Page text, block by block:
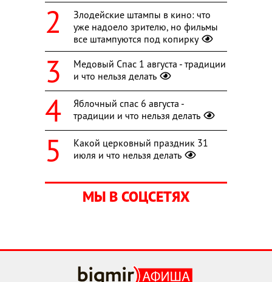
Злодейские штампы в кино: что
уже надоело зрителю, но фильмы
все штампуются под копирку
Медовый Спас 1 августа - традиции
и что нельзя делать
Яблочный спас 6 августа -
традиции и что нельзя делать
Какой церковный праздник 31
июля и что нельзя делать
МЫ В СОЦСЕТЯХ